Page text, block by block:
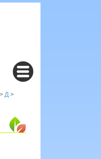
> Д >